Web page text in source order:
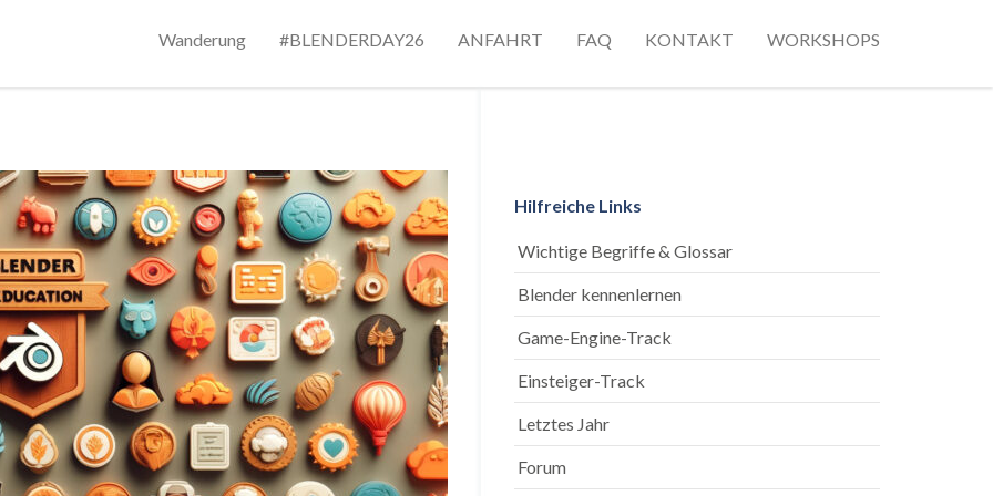
Wanderung #BLENDERDAY26 ANFAHRT FAQ KONTAKT WORKSHOPS
Hilfreiche Links
Wichtige Begriffe & Glossar
Blender kennenlernen
Game-Engine-Track
Einsteiger-Track
Letztes Jahr
Forum